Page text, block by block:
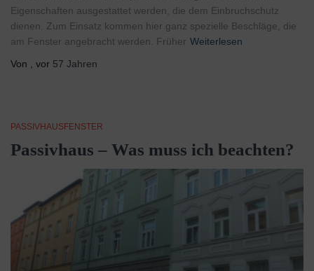
Eigenschaften ausgestattet werden, die dem Einbruchschutz
dienen. Zum Einsatz kommen hier ganz spezielle Beschläge, die
am Fenster angebracht werden. Früher Weiterlesen
Von
, vor 57 Jahren
PASSIVHAUSFENSTER
Passivhaus – Was muss ich beachten?